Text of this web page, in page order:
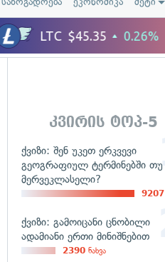
კვირის ტოპ-5
ქვიზი: შენ უკეთ ერკვევი
გეოგრაფიულ ტერმინებში თუ
მერვეკლასელი?
9207
ქვიზი: გამოიცანი ცნობილი
ადამიანი ერთი მინიშნებით
2390 ნახვა